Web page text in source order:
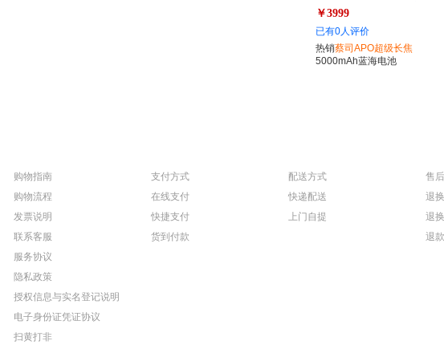
超级长焦 120W双芯闪充 5G 拍
照 手机
￥3999
已有0人评价
热销蔡司APO超级长焦
5000mAh蓝海电池
购物指南
购物流程
发票说明
联系客服
服务协议
隐私政策
授权信息与实名登记说明
电子身份证凭证协议
扫黄打非
支付方式
在线支付
快捷支付
货到付款
配送方式
快递配送
上门自提
售
退
退
退